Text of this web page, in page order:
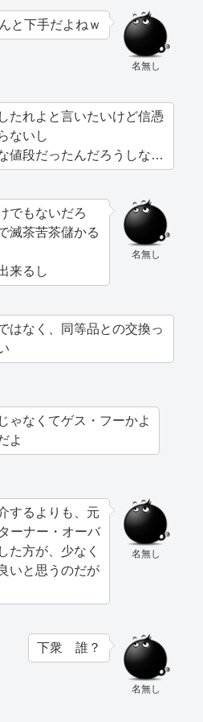
名無し
と下手だよねｗ
たれよと言いたいけど信憑
ないし
値段だったんだろうしな…
名無し
でもないだろ
滅茶苦茶儲かる
来るし
はなく、同等品との交換っ
ゃなくてゲス・フーかよ
よ
名無し
するよりも、元
ーナー・オーバ
た方が、少なく
いと思うのだが
名無し
下衆 誰？